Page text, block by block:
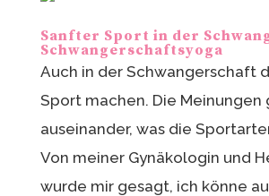
Sanfter Sport in der
Schwangerschaftsyoga
Auch in der Schwangerschaft
Sport machen. Die Meinungen
auseinander, was die
Von meiner Gynäkologin und
wurde mir gesagt, ich könne